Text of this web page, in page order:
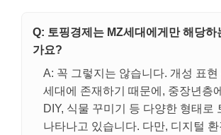
Q: 토핑경제는 MZ세대에게만 해당하
가요?
A: 꼭 그렇지는 않습니다. 개성 표현
세대에 존재하기 때문에, 중장년층
DIY, 식물 꾸미기 등 다양한 형태로
나타나고 있습니다. 다만, 디지털